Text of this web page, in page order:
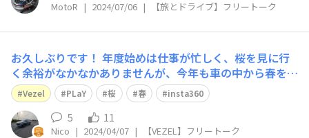
MotoR | 2024/07/06 | 【旅とドライブ】フリートーク
お久しぶりです！ 年度始めは仕事が忙しく、桜を見に行
く余裕がなかなかありませんが、今年も車の中から春を感
じることができました🌸 パノラマルーフのシェードを開
けてお花見です！走りながら、たくさんの春を見つけまし
た！
Vezel PLaY 桜 春 insta360
5 11
Nico | 2024/04/07 | 【VEZEL】フリートーク